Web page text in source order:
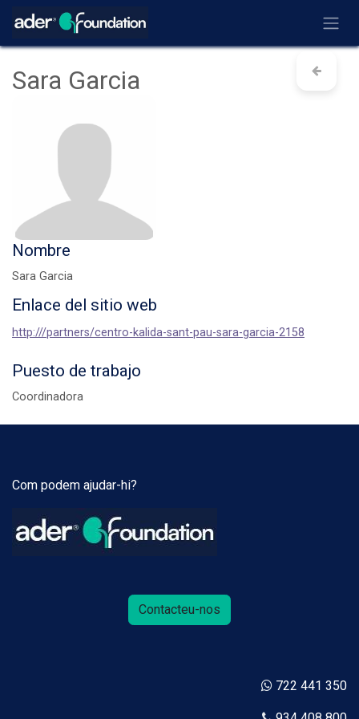
Ir al contenido
Sara Garcia
Nombre
Sara Garcia
Enlace del sitio web
http:///partners/centro-kalida-sant-pau-sara-garcia-2158
Puesto de trabajo
Coordinadora
Com podem ajudar-hi?
Contacteu-nos
722 441 350